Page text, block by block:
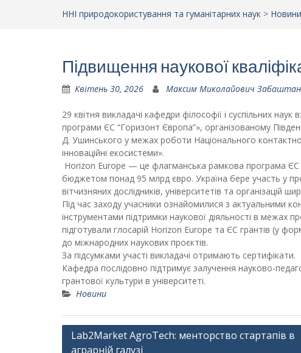
ННІ природокористування та гуманітарних наук > Новини
Підвищення наукової
Квітень 30, 2026 Максим Миколайович
29 квітня викладачі кафедри філософії і суспільних
програми ЄС “Горизонт Європа”», організованому
Д. Ушинського у межах роботи Національного
інноваційні екосистеми».
Horizon Europe — це флагманська рамкова програма ЄС
бюджетом понад 95 млрд євро. Україна бере участь у
вітчизняних дослідників, університетів та
Під час заходу учасники ознайомилися з актуальними
інструментами підтримки наукової діяльності в межах
підготували глосарій Horizon Europe та ЄС грантів (у
до міжнародних наукових проєктів.
За підсумками участі викладачі отримають сертифікати.
Кафедра послідовно підтримує залучення науково-
грантової культури в університеті.
Новини
Навігація
Lab2Market AgroTech: менторство стартапів в
аграрній галузі